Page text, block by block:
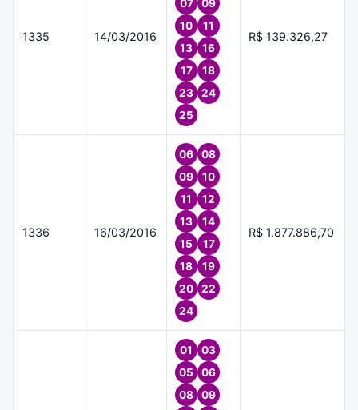
1335 14/03/2016
07
09
10
11
13
16
17
18
23
24
25
R$ 139.326,27
1336 16/03/2016
06
08
09
10
11
12
13
14
15
17
18
19
20
22
24
R$ 1.877.886,70
01
03
05
06
08
09